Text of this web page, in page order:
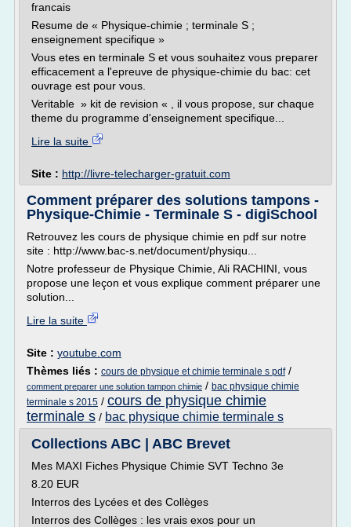
francais
Resume de « Physique-chimie ; terminale S ;
enseignement specifique »
Vous etes en terminale S et vous souhaitez vous preparer
efficacement a l'epreuve de physique-chimie du bac: cet
ouvrage est pour vous.
Veritable » kit de revision « , il vous propose, sur chaque
theme du programme d'enseignement specifique...
Lire la suite
Site : http://livre-telecharger-gratuit.com
Comment préparer des solutions tampons -
Physique-Chimie - Terminale S - digiSchool
Retrouvez les cours de physique chimie en pdf sur notre
site : http://www.bac-s.net/document/physiqu...
Notre professeur de Physique Chimie, Ali RACHINI, vous
propose une leçon et vous explique comment préparer une
solution...
Lire la suite
Site : youtube.com
Thèmes liés : cours de physique et chimie terminale s pdf/
comment preparer une solution tampon chimie / bac physique chimie
terminale s 2015 / cours de physique chimie
terminale s / bac physique chimie terminale s
Collections ABC | ABC Brevet
Mes MAXI Fiches Physique Chimie SVT Techno 3e
8.20 EUR
Interros des Lycées et des Collèges
Interros des Collèges : les vrais exos pour un